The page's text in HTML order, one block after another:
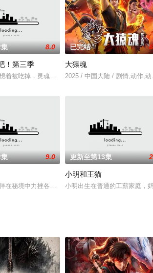
因过失而害死人
,阿七被迫穿越到各个平行时空去执行任务却在任务
8.0
！第三季
着被吃掉，灵魂伴侣是一颗只会废柴技能的珍珠李建
已完结
大猿魂
2025 / 中国大陆 / 剧情,动作,动
的秦尘，却意外
发者卢危达来自未来。卢危达在未来世界因为诈骗罪
9.0
在秘境中力挫各方势力的青年才俊，秦烈不但成功
更新至第13集
小明和王猫
小明出生在普通的工薪家庭，